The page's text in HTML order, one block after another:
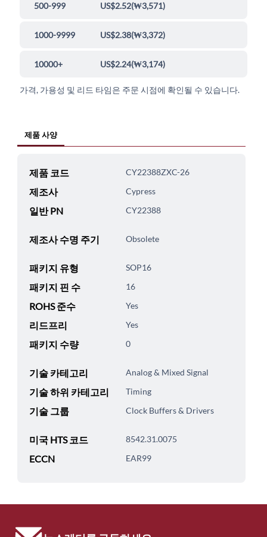
500-999 US$2.52(₩3,571)
1000-9999 US$2.38(₩3,372)
10000+ US$2.24(₩3,174)
가격, 가용성 및 리드 타임은 주문 시점에 확인될 수 있습니다.
제품 사양
제품 코드 CY22388ZXC-26
제조사 Cypress
일반 PN CY22388
제조사 수명 주기 Obsolete
패키지 유형 SOP16
패키지 핀 수 16
ROHS 준수 Yes
리드프리 Yes
패키지 수량 0
기술 카테고리 Analog & Mixed Signal
기술 하위 카테고리 Timing
기술 그룹 Clock Buffers & Drivers
미국 HTS 코드 8542.31.0075
ECCN EAR99